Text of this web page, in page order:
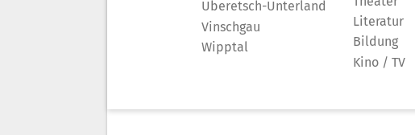
Überetsch-Unterland
Vinschgau
Wipptal
Literatur
Bildung
Kino / TV